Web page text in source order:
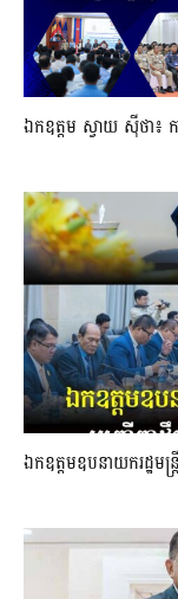
ឯកឧត្តម ស្វាយ ស៊ីថា៖ ក
ឯកឧត្តមឧបនាយករដ្ឋមន្